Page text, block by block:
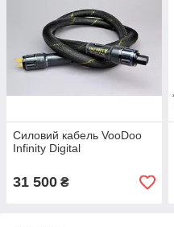
Силовий кабель VooDoo
Infinity Digital
31 500 ₴